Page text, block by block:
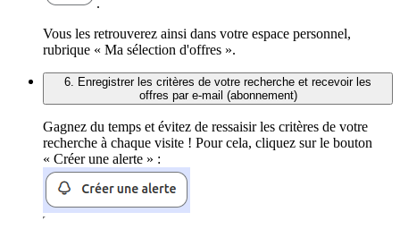
.
Vous les retrouverez ainsi dans votre espace personnel,
rubrique « Ma sélection d'offres ».
6. Enregistrer les critères de votre recherche et recevoir les
offres par e-mail (abonnement)
Gagnez du temps et évitez de ressaisir les critères de votre
recherche à chaque visite ! Pour cela, cliquez sur le bouton
« Créer une alerte » :